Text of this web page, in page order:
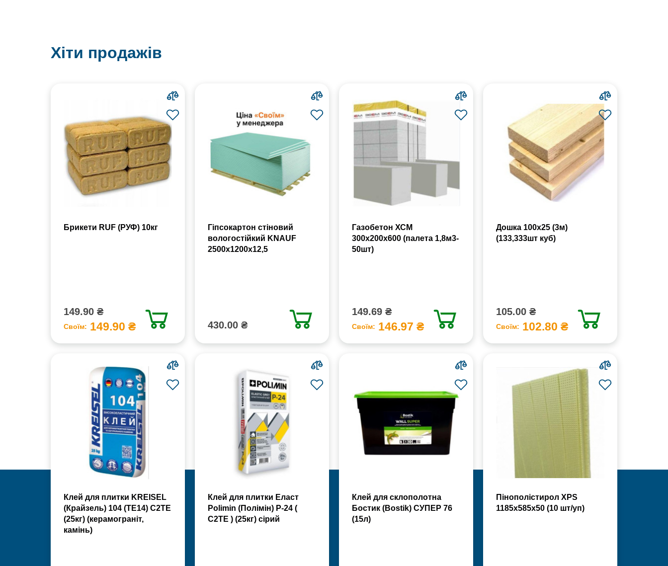
Хіти продажів
Брикети RUF (РУФ) 10кг
149.90 ₴
Своїм: 149.90 ₴
Гіпсокартон стіновий
вологостійкий KNAUF
2500х1200х12,5
430.00 ₴
Газобетон ХСМ
300x200x600 (палета 1,8м3-
50шт)
149.69 ₴
Своїм: 146.97 ₴
Дошка 100х25 (3м)
(133,333шт куб)
105.00 ₴
Своїм: 102.80 ₴
Клей для плитки KREISEL
(Крайзель) 104 (ТЕ14) С2TE
(25кг) (керамограніт,
камінь)
Клей для плитки Еласт
Polimin (Полімін) Р-24 (
С2ТЕ ) (25кг) сірий
Клей для склополотна
Бостик (Bostik) СУПЕР 76
(15л)
Пінополістирол XPS
1185х585х50 (10 шт/уп)